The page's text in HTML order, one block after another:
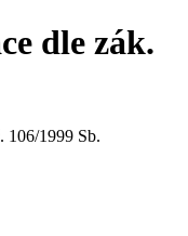
dle zák.
106/1999 Sb.